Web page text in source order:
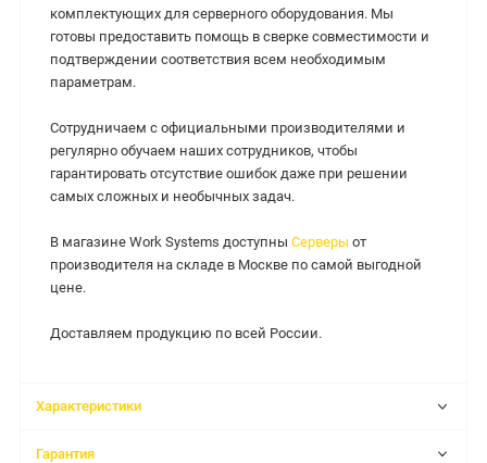
комплектующих для серверного оборудования. Мы
готовы предоставить помощь в сверке совместимости и
подтверждении соответствия всем необходимым
параметрам.
Сотрудничаем с официальными производителями и
регулярно обучаем наших сотрудников, чтобы
гарантировать отсутствие ошибок даже при решении
самых сложных и необычных задач.
В магазине Work Systems доступны Серверы от
производителя на складе в Москве по самой выгодной
цене.
Доставляем продукцию по всей России.
Характеристики
Гарантия